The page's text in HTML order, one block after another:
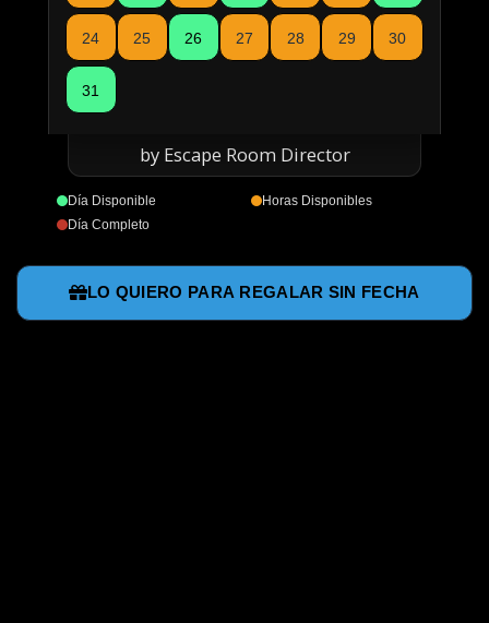
24 25 26 27 28 29 30
31
by Escape Room Director
Día Disponible
Horas Disponibles
Día Completo
LO QUIERO PARA REGALAR SIN FECHA